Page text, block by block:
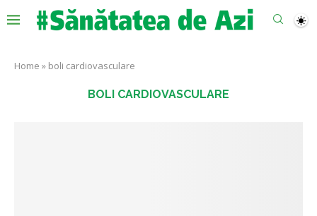
Home » boli cardiovasculare
BOLI CARDIOVASCULARE